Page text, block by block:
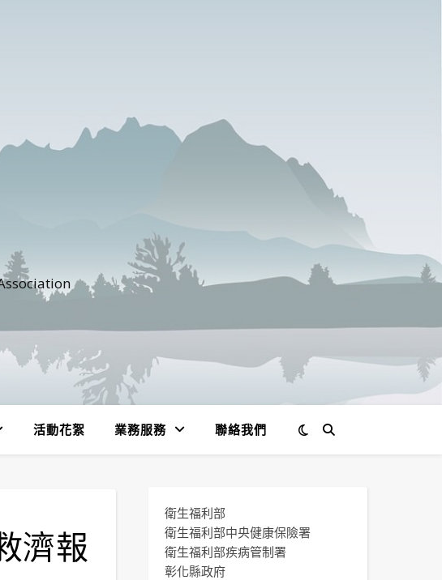
活動花絮 業務服務 聯絡我們
濟報
衛生福利部
衛生福利部中央健康保險署
衛生福利部疾病管制署
彰化縣政府